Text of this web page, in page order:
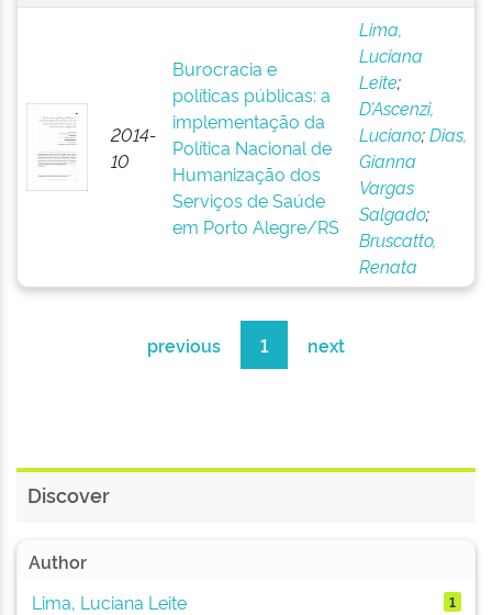
2014-
10
Burocracia e
políticas públicas: a
implementação da
Política Nacional de
Humanização dos
Serviços de Saúde
em Porto Alegre/RS
Lima,
Luciana
Leite;
D’Ascenzi,
Luciano;Dias,
Gianna
Vargas
Salgado;
Bruscatto,
Renata
previous 1 next
Discover
Author
Lima, Luciana Leite
1